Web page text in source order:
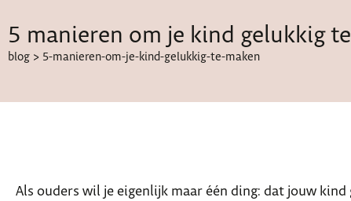
5 manieren om je kind gelukkig
blog > 5-manieren-om-je-kind-gelukkig-te-maken
Als ouders wil je eigenlijk maar één ding: dat jouw